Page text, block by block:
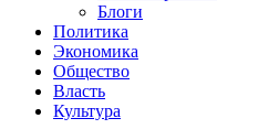
Блоги
Политика
Экономика
Общество
Власть
Культура